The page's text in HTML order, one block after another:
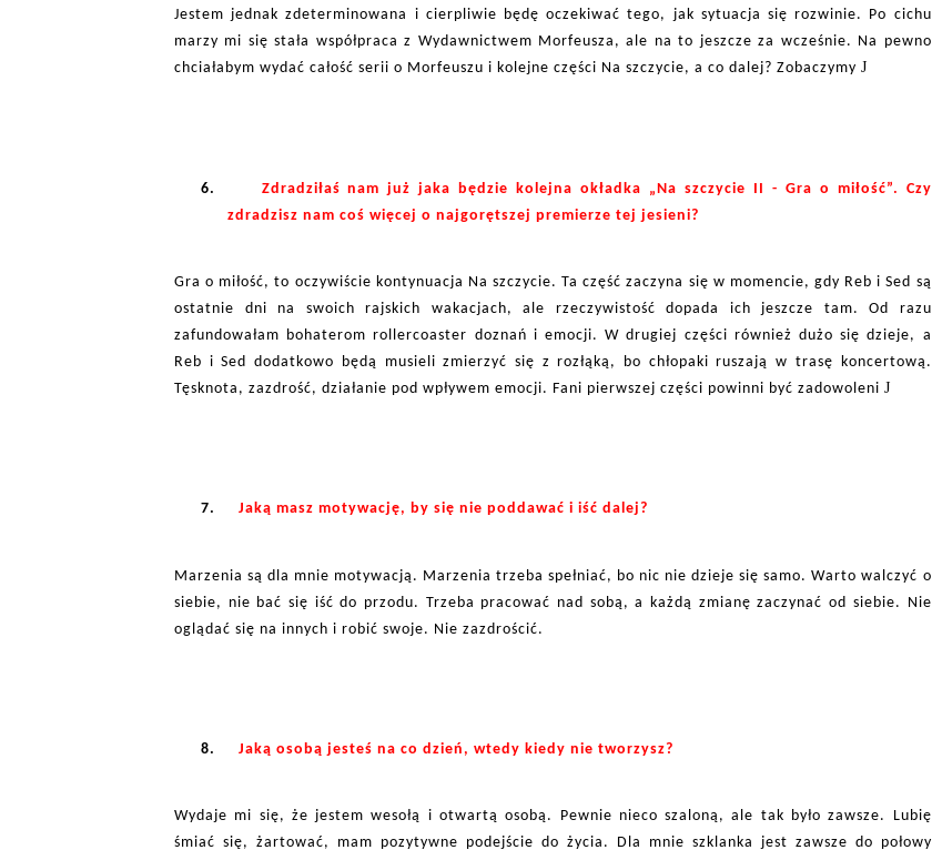
Jestem jednak zdeterminowana i cierpliwie będę oczekiwać tego, jak sytuacja się rozwinie. Po cichu
marzy mi się stała współpraca z Wydawnictwem Morfeusza, ale na to jeszcze za wcześnie. Na pewno
chciałabym wydać całość serii o Morfeuszu i kolejne części Na szczycie, a co dalej? Zobaczymy J
6.
Zdradziłaś nam już jaka będzie kolejna okładka „Na szczycie II - Gra o miłość”. Czy
zdradzisz nam coś więcej o najgorętszej premierze tej jesieni?
Gra o miłość, to oczywiście kontynuacja Na szczycie. Ta część zaczyna się w momencie, gdy Reb i Sed są
ostatnie dni na swoich rajskich wakacjach, ale rzeczywistość dopada ich jeszcze tam. Od razu
zafundowałam bohaterom rollercoaster doznań i emocji. W drugiej części również dużo się dzieje, a
Reb i Sed dodatkowo będą musieli zmierzyć się z rozłąką, bo chłopaki ruszają w trasę koncertową.
Tęsknota, zazdrość, działanie pod wpływem emocji. Fani pierwszej części powinni być zadowoleni J
7. Jaką masz motywację, by się nie poddawać i iść dalej?
Marzenia są dla mnie motywacją. Marzenia trzeba spełniać, bo nic nie dzieje się samo. Warto walczyć o
siebie, nie bać się iść do przodu. Trzeba pracować nad sobą, a każdą zmianę zaczynać od siebie. Nie
oglądać się na innych i robić swoje. Nie zazdrościć.
8. Jaką osobą jesteś na co dzień, wtedy kiedy nie tworzysz?
Wydaje mi się, że jestem wesołą i otwartą osobą. Pewnie nieco szaloną, ale tak było zawsze. Lubię
śmiać się, żartować, mam pozytywne podejście do życia. Dla mnie szklanka jest zawsze do połowy